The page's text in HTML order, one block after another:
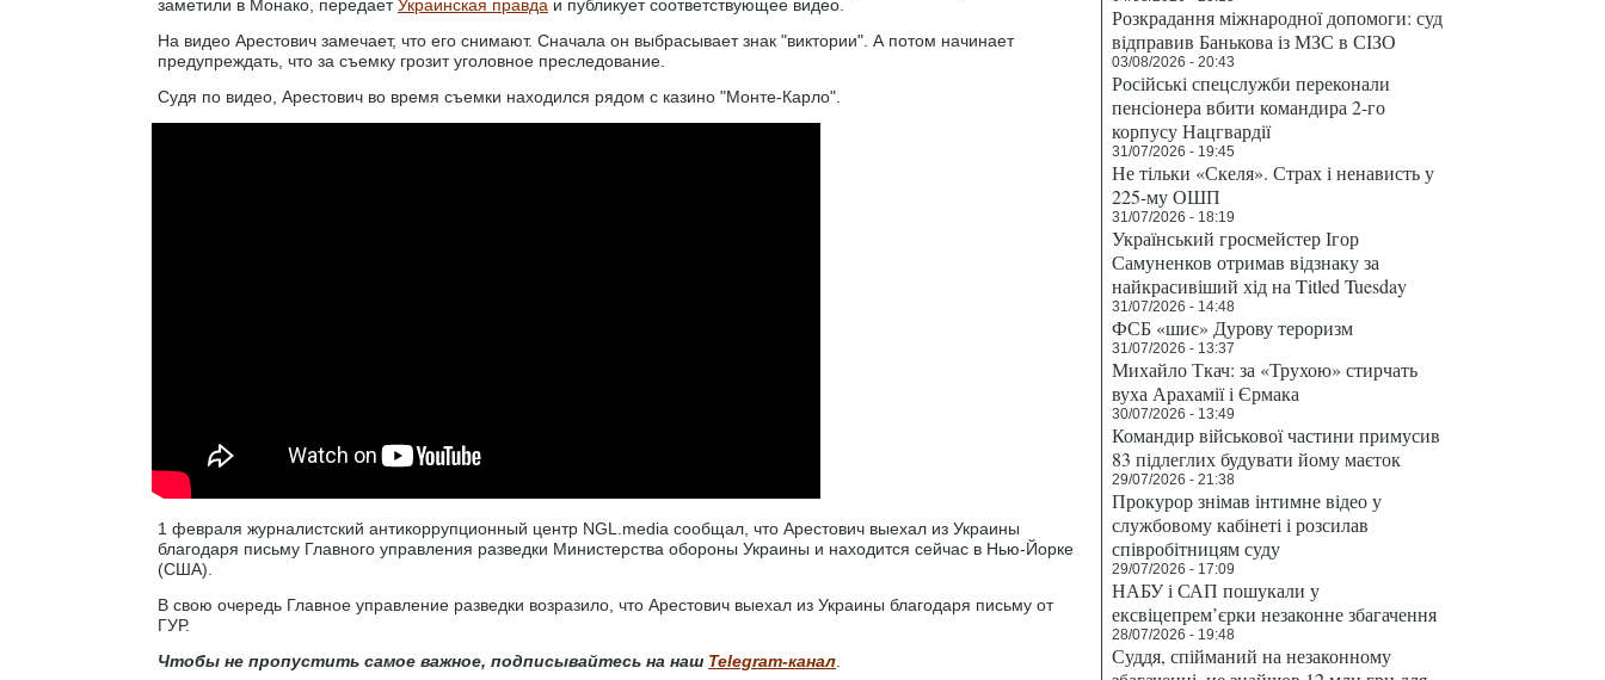
заметили в Монако, передаетУкраинская правда и публикует соответствующее видео.
На видео Арестович замечает, что его снимают. Сначала он выбрасывает знак "виктории". А потом начинает
предупреждать, что за съемку грозит уголовное преследование.
Судя по видео, Арестович во время съемки находился рядом с казино "Монте-Карло".
1 февраля журналистский антикоррупционный центр NGL.media сообщал, что Арестович выехал из Украины
благодаря письму Главного управления разведки Министерства обороны Украины и находится сейчас в Нью-Йорке
(США).
В свою очередь Главное управление разведки возразило, что Арестович выехал из Украины благодаря письму от
ГУР.
Чтобы не пропустить самое важное, подписывайтесь на наш Telegram-канал
Розкрадання міжнародної допомоги: суд
відправив Банькова із МЗС в СІЗО
03/08/2026 - 20:43
Російські спецслужби переконали
пенсіонера вбити командира 2-го
корпусу Нацгвардії
31/07/2026 - 19:45
Не тільки «Скеля». Страх і ненависть у
225-му ОШП
31/07/2026 - 18:19
Український гросмейстер Ігор
Самуненков отримав відзнаку за
найкрасивіший хід на Titled Tuesday
31/07/2026 - 14:48
ФСБ «шиє» Дурову тероризм
31/07/2026 - 13:37
Михайло Ткач: за «Трухою» стирчать
вуха Арахамії і Єрмака
30/07/2026 - 13:49
Командир військової частини примусив
83 підлеглих будувати йому маєток
29/07/2026 - 21:38
Прокурор знімав інтимне відео у
службовому кабінеті і розсилав
співробітницям суду
29/07/2026 - 17:09
НАБУ і САП пошукали у
ексвіцепрем’єрки незаконне збагачення
28/07/2026 - 19:48
Суддя, спійманий на незаконному